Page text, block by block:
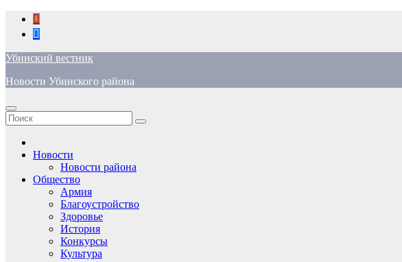
Перейти
содержимому
Убинский вестник
Новости Убинского района
Новости
Новости района
Общество
Армия
Благоустройство
Здоровье
История
Конкурсы
Культура